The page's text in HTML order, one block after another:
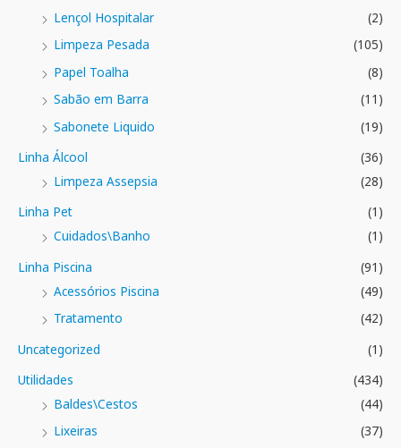
Lençol Hospitalar
(2)
Limpeza Pesada
(105)
Papel Toalha
(8)
Sabão em Barra
(11)
Sabonete Liquido
(19)
Linha Álcool
(36)
Limpeza Assepsia
(28)
Linha Pet
(1)
Cuidados\Banho
(1)
Linha Piscina
(91)
Acessórios Piscina
(49)
Tratamento
(42)
Uncategorized
(1)
Utilidades
(434)
Baldes\Cestos
(44)
Lixeiras
(37)